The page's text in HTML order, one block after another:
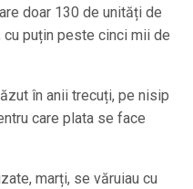
doar 130 de unități de
puțin peste cinci mii de
în anii trecuți, pe nisip
care plata se face
marți, se văruiau cu